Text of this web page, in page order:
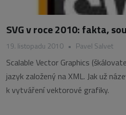
SVG v roce 2010: fakta,
19. listopadu 2010 • Pavel Salvet
Scalable Vector Graphics
jazyk založený na XML. Jak už
k vytváření vektorové grafiky.